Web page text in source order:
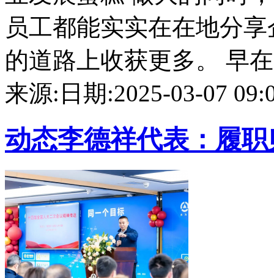
员工都能实实在在地分
的道路上收获更多。 早
来源: 日期:2025-03-07
动态李德祥代表：履